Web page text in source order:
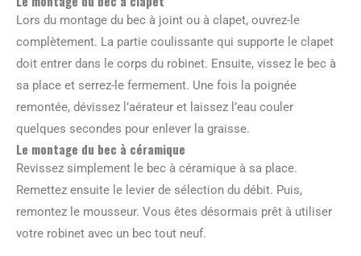
Lors du montage du bec à joint ou à clapet, ouvrez-le
complètement. La partie coulissante qui supporte le clapet
doit entrer dans le corps du robinet. Ensuite, vissez le bec à
sa place et serrez-le fermement. Une fois la poignée
remontée, dévissez l’aérateur et laissez l’eau couler
quelques secondes pour enlever la graisse.
Le montage du bec à céramique
Revissez simplement le bec à céramique à sa place.
Remettez ensuite le levier de sélection du débit. Puis,
remontez le mousseur. Vous êtes désormais prêt à utiliser
votre robinet avec un bec tout neuf.